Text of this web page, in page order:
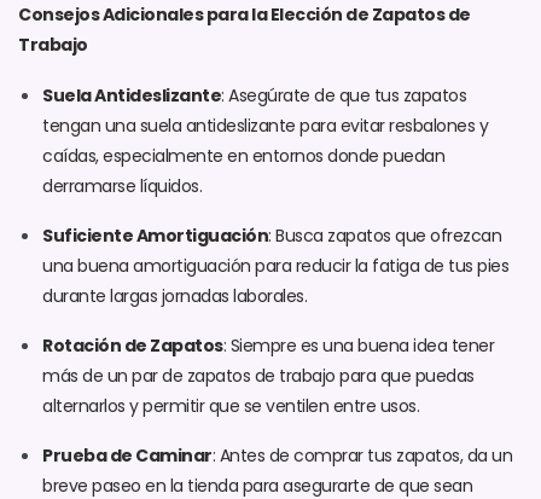
Consejos Adicionales para la Elección de Zapatos de
Trabajo
Suela Antideslizante: Asegúrate de que tus zapatos
tengan una suela antideslizante para evitar resbalones y
caídas, especialmente en entornos donde puedan
derramarse líquidos.
Suficiente Amortiguación: Busca zapatos que ofrezcan
una buena amortiguación para reducir la fatiga de tus pies
durante largas jornadas laborales.
Rotación de Zapatos: Siempre es una buena idea tener
más de un par de zapatos de trabajo para que puedas
alternarlos y permitir que se ventilen entre usos.
Prueba de Caminar: Antes de comprar tus zapatos, da un
breve paseo en la tienda para asegurarte de que sean